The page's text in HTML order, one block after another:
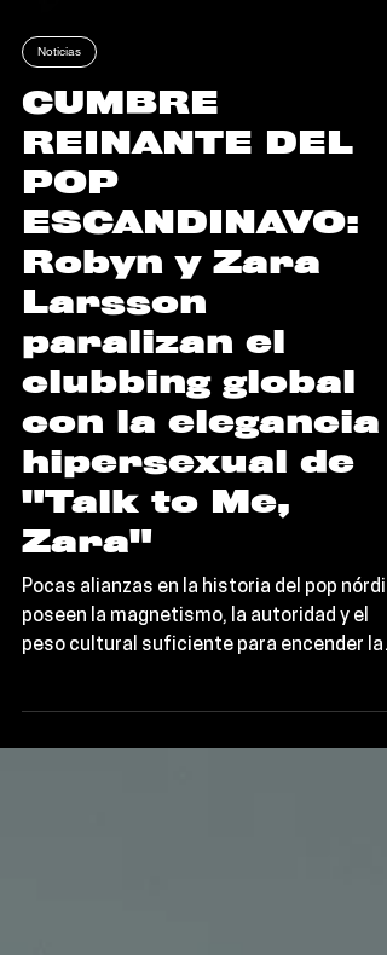
Editorial TORT
Noticias
CUMBRE
REINANTE DEL
POP
ESCANDINAVO:
Robyn y Zara
Larsson
paralizan el
clubbing global
con la elegancia
hipersexual de
"Talk to Me,
Zara"
Pocas alianzas en la historia del pop
lanzamiento oficial de “Talk to Me, Zara”,